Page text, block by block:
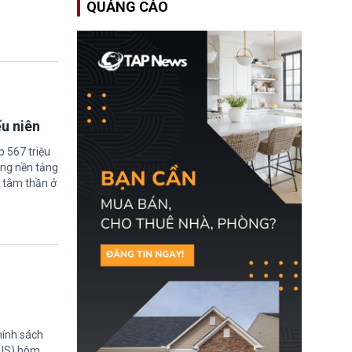
niên
567 triệu
nền tảng
tâm thần ở
sách
Anh vừa mở cổng ứng
tuyển dành riêng ứng
viên Việt Nam, hỗ trợ
toàn bộ chi phí học tập
cùng nhiều quyền lợi
trong suốt một năm
QUẢNG CÁO